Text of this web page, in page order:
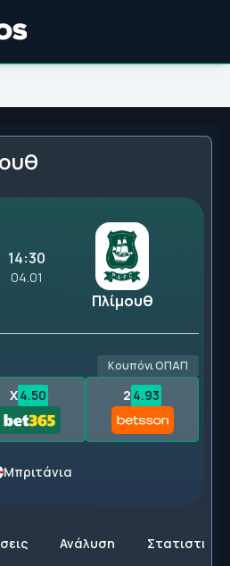
14:30
04.01
Πλίμουθ
Κουπόνι ΟΠΑΠ
X4.50 2 4.93
Μπριτάνια
Ανάλυση Στατιστικά